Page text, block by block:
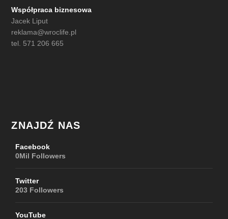
Współpraca biznesowa
Jacek Liput
reklama@wroclife.pl
tel. 571 206 665
ZNAJDŹ NAS
Facebook
0Mil Followers
Twitter
203 Followers
YouTube